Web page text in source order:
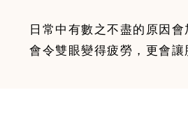
日常中有數之不盡的原因
會令雙眼變得疲勞，更會